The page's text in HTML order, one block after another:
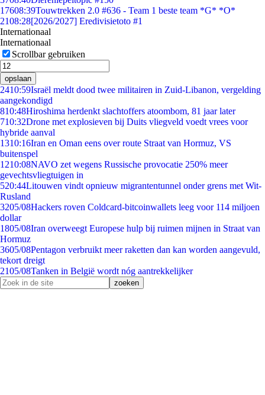
17608:39Touwtrekken 2.0 #636 - Team 1 beste team *G* *O*
2108:28[2026/2027] Eredivisietoto #1
Internationaal
Internationaal
Scrollbar gebruiken
opslaan
2410:59Israël meldt dood twee militairen in Zuid-Libanon, vergelding
aangekondigd
810:48Hiroshima herdenkt slachtoffers atoombom, 81 jaar later
710:32Drone met explosieven bij Duits vliegveld voedt vrees voor
hybride aanval
1310:16Iran en Oman eens over route Straat van Hormuz, VS
buitenspel
1210:08NAVO zet wegens Russische provocatie 250% meer
gevechtsvliegtuigen in
520:44Litouwen vindt opnieuw migrantentunnel onder grens met Wit-
Rusland
3205/08Hackers roven Coldcard-bitcoinwallets leeg voor 114 miljoen
dollar
1805/08Iran overweegt Europese hulp bij ruimen mijnen in Straat van
Hormuz
3605/08Pentagon verbruikt meer raketten dan kan worden aangevuld,
tekort dreigt
2105/08Tanken in België wordt nóg aantrekkelijker